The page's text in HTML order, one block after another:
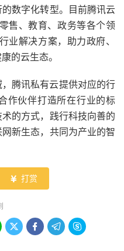
数字化转型。目前腾讯云
售、教育、政务等各个领
业解决方案，助力政府、
的云生态。
腾讯私有云提供对应的行
作伙伴打造所在行业的标
的方式，践行科技向善的
新生态，共同为产业的智
 打赏
   